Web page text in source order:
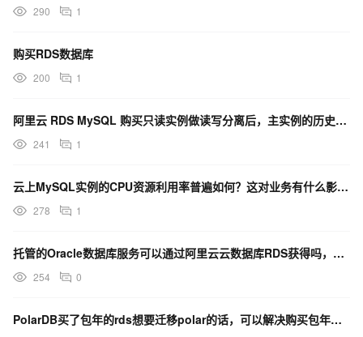
290 1
购买RDS数据库
200 1
阿里云 RDS MySQL 购买只读实例做读写分离后，主实例的历史数据是否会自动同步到只读实例？
241 1
云上MySQL实例的CPU资源利用率普遍如何？这对业务有什么影响？
278 1
托管的Oracle数据库服务可以通过阿里云云数据库RDS获得吗，其优势和可用资源是什么？
254 0
PolarDB买了包年的rds想要迁移polar的话，可以解决购买包年的费用延续问题吗？